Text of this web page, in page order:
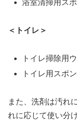
浴室清掃用ス
＜トイレ＞
トイレ掃除用
トイレ用スポ
また、洗剤は汚れ
れに応じて使い分